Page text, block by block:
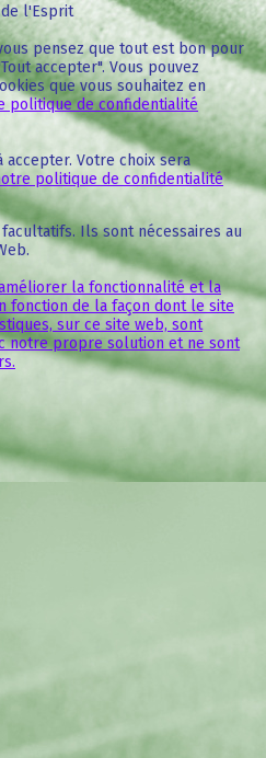
l'Esprit
pensez que tout est bon pour
accepter". Vous pouvez
que vous souhaitez en
politique de confidentialité
accepter. Votre choix sera
politique de confidentialité
Ils sont nécessaires au
la fonctionnalité et la
fonction de la façon dont le site
sur ce site web, sont
notre propre solution et ne sont